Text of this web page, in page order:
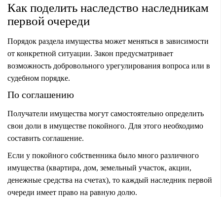
Как поделить наследство наследникам
первой очереди
Порядок раздела имущества может меняться в зависимости
от конкретной ситуации. Закон предусматривает
возможность добровольного урегулирования вопроса или в
судебном порядке.
По соглашению
Получатели имущества могут самостоятельно определить
свои доли в имуществе покойного. Для этого необходимо
составить соглашение.
Если у покойного собственника было много различного
имущества (квартира, дом, земельный участок, акции,
денежные средства на счетах), то каждый наследник первой
очереди имеет право на равную долю.